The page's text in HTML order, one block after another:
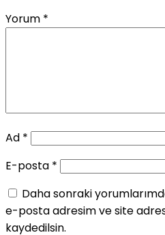
Yorum *
Ad *
E-posta *
Daha sonraki
e-posta adresim ve site
kaydedilsin.